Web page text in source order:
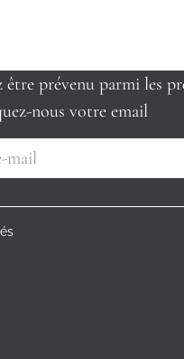
être prévenu parmi les
nous votre email